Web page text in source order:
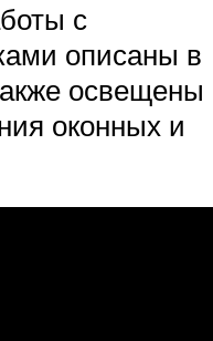
с
описаны в
освещены
оконных и